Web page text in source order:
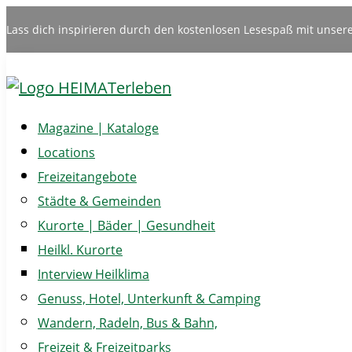
Lass dich inspirieren durch den kostenlosen Lesespaß mit
Magazine | Kataloge
Locations
Freizeitangebote
Städte & Gemeinden
Kurorte | Bäder | Gesundheit
Heilkl. Kurorte
Interview Heilklima
Genuss, Hotel, Unterkunft & Camping
Wandern, Radeln, Bus & Bahn,
Freizeit & Freizeitparks